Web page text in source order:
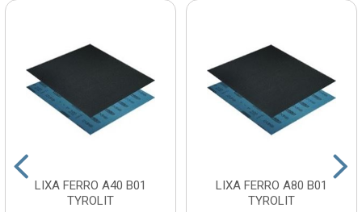
LIXA FERRO A40 B01
TYROLIT
LIXA FERRO A80 B01
TYROLIT